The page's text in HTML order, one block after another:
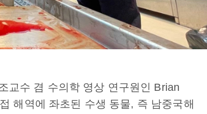
교수 겸 수의학 영상 연구원인 Brian
해역에 좌초된 수생 동물, 즉 남중국해